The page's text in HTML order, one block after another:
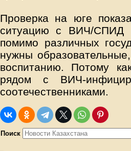
Проверка на юге
ситуацию с ВИЧ/СПИД
помимо различных
нужны
воспитанию. Потому
рядом с ВИЧ-
соотечественниками.
Поиск